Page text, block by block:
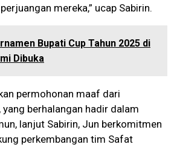
mereka,” ucap Sabirin.
Bupati Cup Tahun 2025 di
Dibuka
permohonan maaf dari
yang berhalangan hadir dalam
lanjut Sabirin, Jun berkomitmen
perkembangan tim Safat